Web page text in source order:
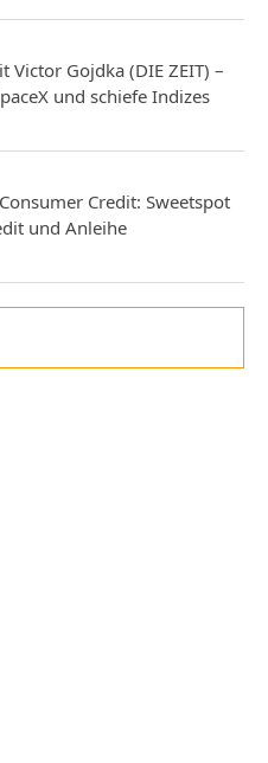
Victor Gojdka (DIE ZEIT) –
und schiefe Indizes
Credit: Sweetspot
und Anleihe